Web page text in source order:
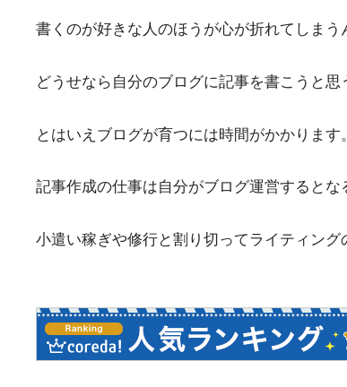
書くのが好きな人のほうが心が折れてしまう
どうせなら自分のブログに記事を書こうと思
とはいえブログが育つには時間がかかります。
記事作成の仕事は自分がブログ運営するとな
小遣い稼ぎや修行と割り切ってライティング